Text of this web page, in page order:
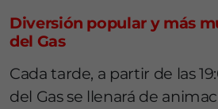
Diversión popular y más
del Gas
Cada tarde, a partir de las
del Gas se llenará de